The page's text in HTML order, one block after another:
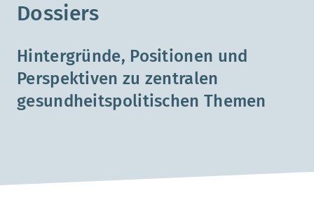
Dossiers
Hintergründe, Positionen und
Perspektiven zu zentralen
gesundheitspolitischen Themen